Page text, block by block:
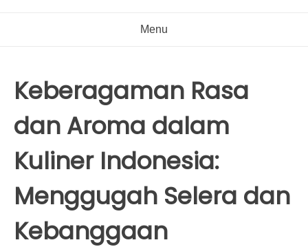
Menu
Keberagaman Rasa
dan Aroma dalam
Kuliner Indonesia:
Menggugah Selera dan
Kebanggaan